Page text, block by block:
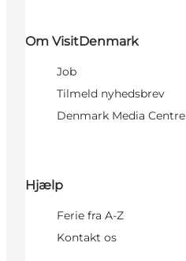
Om VisitDenmark
Job
Tilmeld nyhedsbrev
Denmark Media Centre
Hjælp
Ferie fra A-Z
Kontakt os